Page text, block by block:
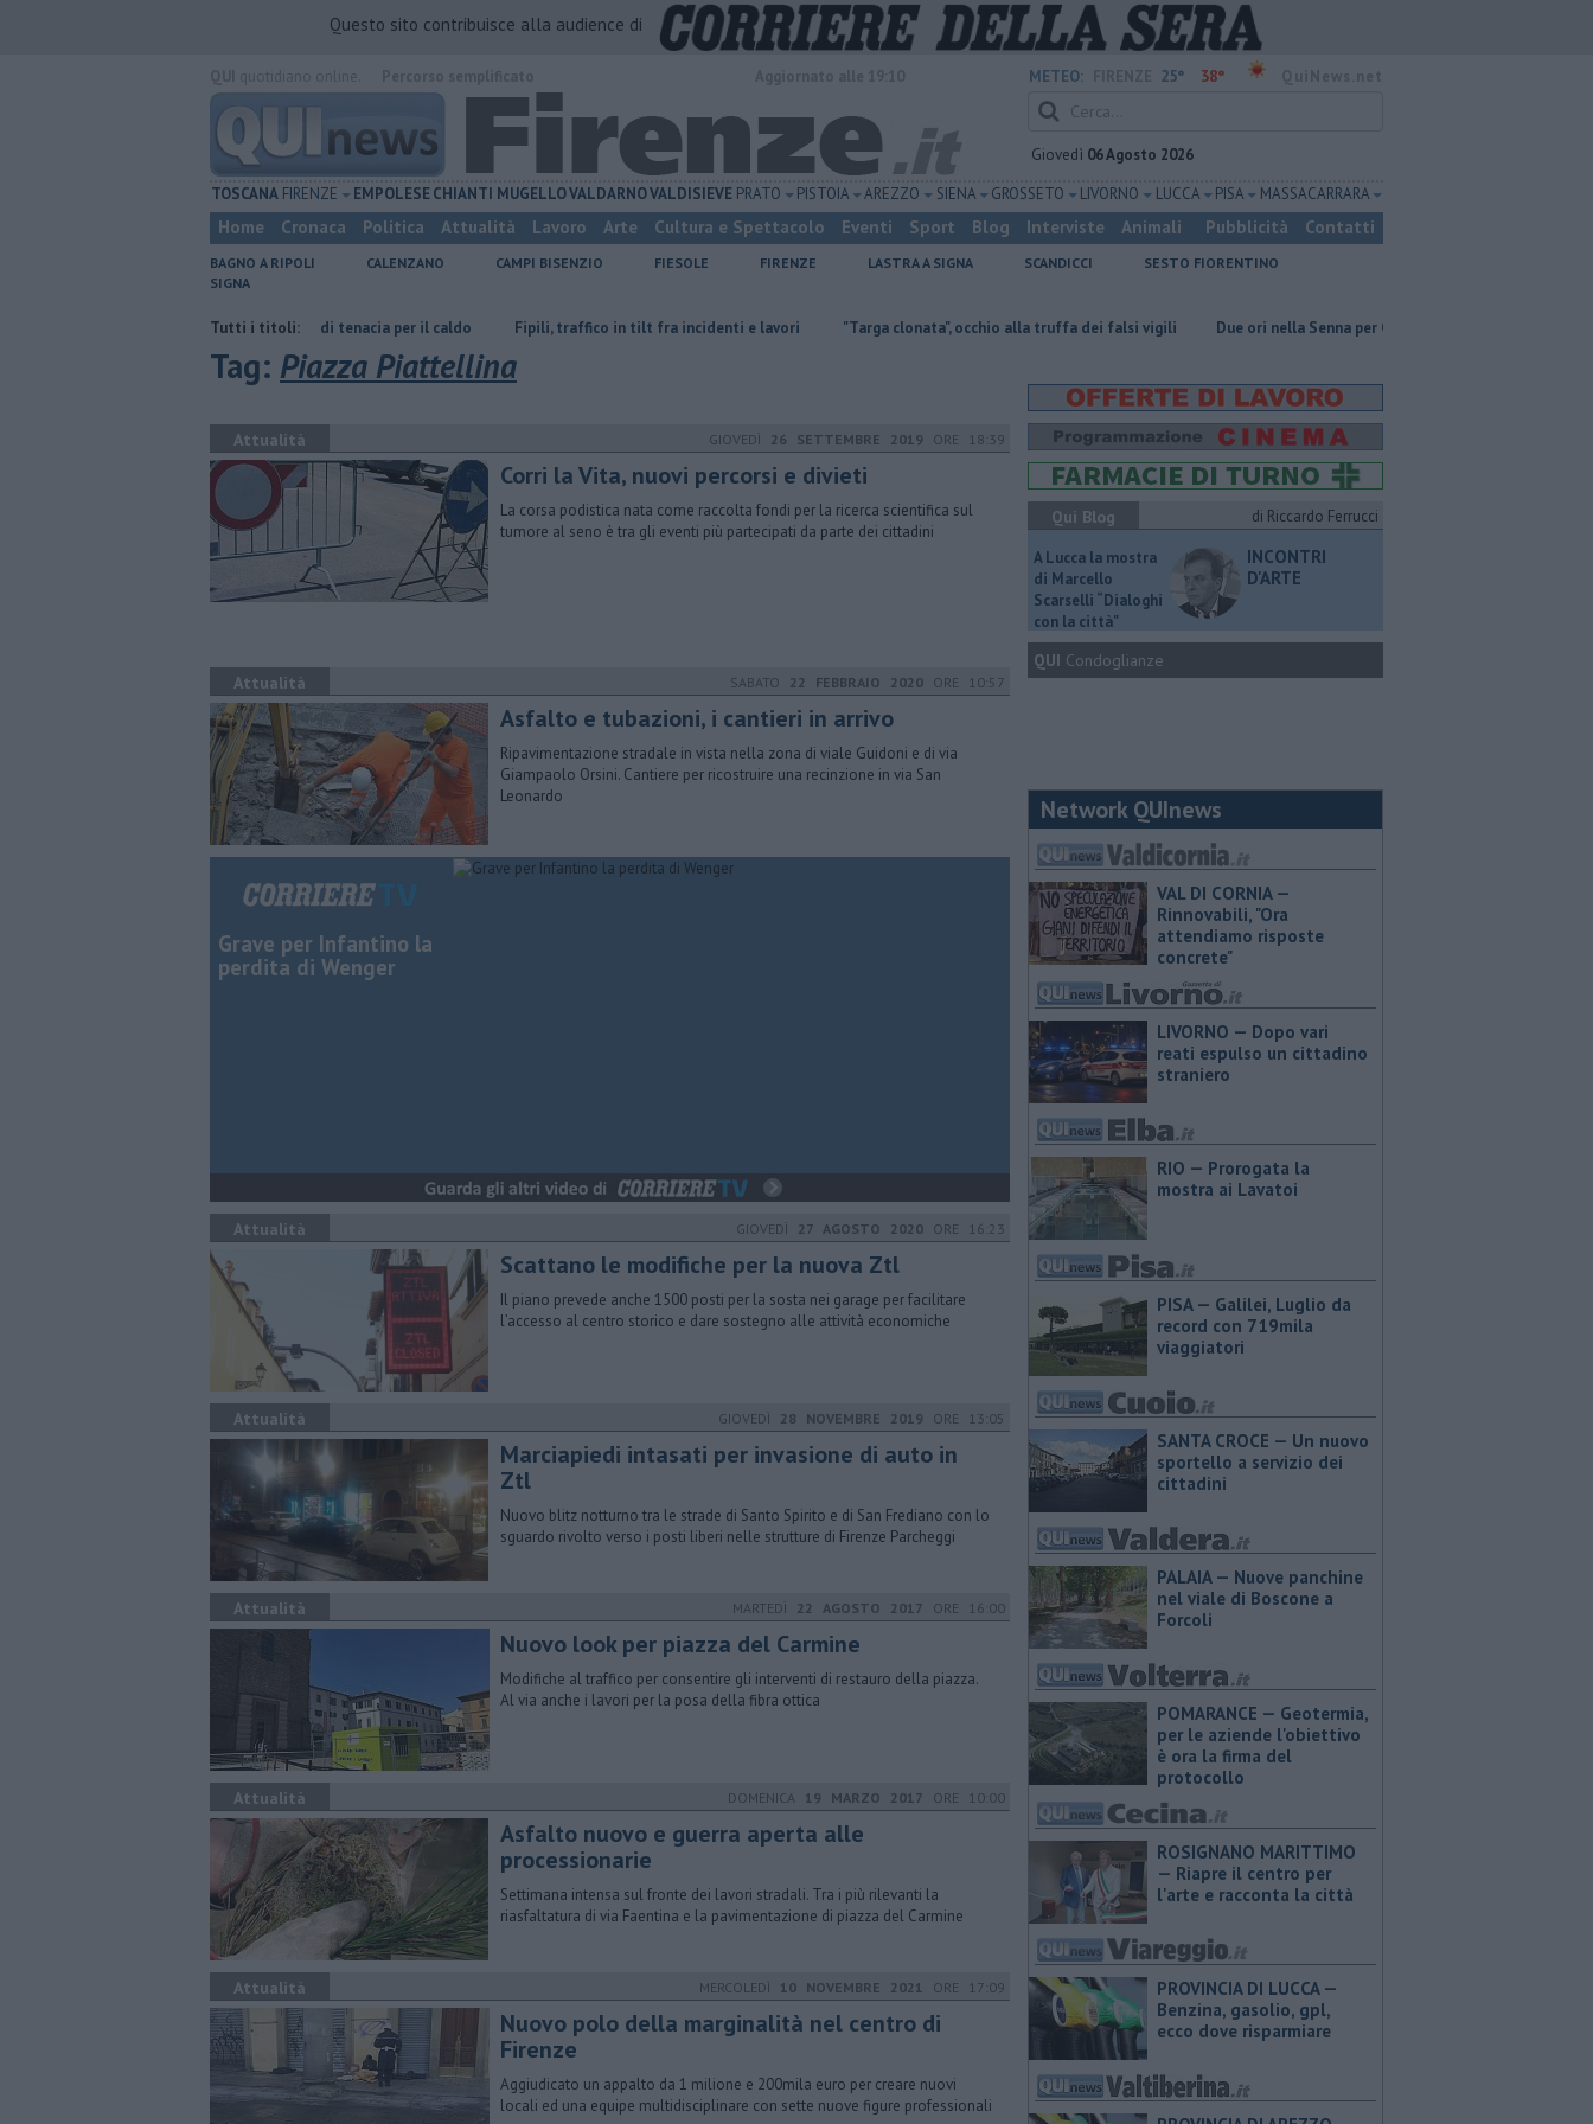
Questo sito contribuisce alla audience di
METEO: 25° 38°
Giovedì 06 Agosto 2026
TOSCANA FIRENZE EMPOLESECHIANTI MUGELLOVALDARNOVALDISIEVE PRATO PISTOIA AREZZO SIENA GROSSETO LIVORNO LUCCA PISA MASSA CARRARA
Home Cronaca Politica Attualità Lavoro Arte Cultura e Spettacolo Eventi Sport Blog Interviste Animali Pubblicità Contatti
BAGNO A RIPOLI CALENZANO CAMPI BISENZIO FIESOLE FIRENZE LASTRA A SIGNA SCANDICCI
SESTO FIORENTINO
SIGNA
Tutti i titoli:
Graticola meteo, record di tenacia per il caldo Fipili, traffico in tilt fra incidenti e lavori "Targa clonata", occhio alla truffa dei falsi vigili Due ori nella Senna per Ginevra Taddeucci
Tag: Piazza Piattellina
Attualità GIOVEDÌ 26 SETTEMBRE 2019 ORE 18:39
Corri la Vita, nuovi percorsi e divieti
La corsa podistica nata come raccolta fondi per la ricerca scientifica sul
tumore al seno è tra gli eventi più partecipati da parte dei cittadini
Attualità SABATO 22 FEBBRAIO 2020 ORE 10:57
Asfalto e tubazioni, i cantieri in arrivo
Ripavimentazione stradale in vista nella zona di viale Guidoni e di via
Giampaolo Orsini. Cantiere per ricostruire una recinzione in via San
Leonardo
Grave per Infantino la
perdita di Wenger
Attualità GIOVEDÌ 27 AGOSTO 2020 ORE 16:23
Scattano le modifiche per la nuova Ztl
Il piano prevede anche 1500 posti per la sosta nei garage per facilitare
l’accesso al centro storico e dare sostegno alle attività economiche
Attualità GIOVEDÌ 28 NOVEMBRE 2019 ORE 13:05
Marciapiedi intasati per invasione di auto in
Ztl
Nuovo blitz notturno tra le strade di Santo Spirito e di San Frediano con lo
sguardo rivolto verso i posti liberi nelle strutture di Firenze Parcheggi
Attualità MARTEDÌ 22 AGOSTO 2017 ORE 16:00
​Nuovo look per piazza del Carmine
Modifiche al traffico per consentire gli interventi di restauro della piazza.
Al via anche i lavori per la posa della fibra ottica
Attualità DOMENICA 19 MARZO 2017 ORE 10:00
​Asfalto nuovo e guerra aperta alle
processionarie
Settimana intensa sul fronte dei lavori stradali. Tra i più rilevanti la
riasfaltatura di via Faentina e la pavimentazione di piazza del Carmine
Attualità MERCOLEDÌ 10 NOVEMBRE 2021 ORE 17:09
Nuovo polo della marginalità nel centro di
Firenze
Aggiudicato un appalto da 1 milione e 200mila euro per creare nuovi
locali ed una equipe multidisciplinare con sette nuove figure professionali
Qui Blog di Riccardo Ferrucci
A Lucca la mostra
di Marcello
Scarselli “Dialoghi
con la città"
INCONTRI
D'ARTE
QUI Condoglianze
Network QUInews
VAL DI CORNIA —
Rinnovabili, "Ora
attendiamo risposte
concrete"
LIVORNO — Dopo vari
reati espulso un cittadino
straniero
RIO — Prorogata la
mostra ai Lavatoi
PISA — Galilei, Luglio da
record con 719mila
viaggiatori
SANTA CROCE — Un nuovo
sportello a servizio dei
cittadini
PALAIA — Nuove panchine
nel viale di Boscone a
Forcoli
POMARANCE — Geotermia,
per le aziende l'obiettivo
è ora la firma del
protocollo
ROSIGNANO MARITTIMO
— Riapre il centro per
l'arte e racconta la città
PROVINCIA DI LUCCA — ​
Benzina, gasolio, gpl,
ecco dove risparmiare